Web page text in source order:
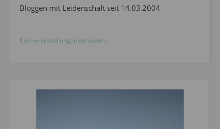
Bloggen mit Leidenschaft seit 14.03.2004
Cookie-Einstellungen verwalten